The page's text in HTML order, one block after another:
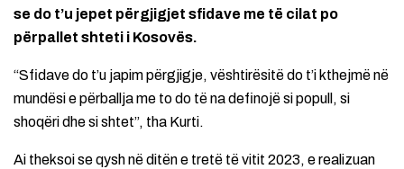
se do t’u jepet përgjigjet sfidave me të cilat po
përpallet shteti i Kosovës.
“Sfidave do t’u japim përgjigje, vështirësitë do t’i kthejmë në
mundësi e përballja me to do të na definojë si popull, si
shoqëri dhe si shtet”, tha Kurti.
Ai theksoi se qysh në ditën e tretë të vitit 2023, e realizuan